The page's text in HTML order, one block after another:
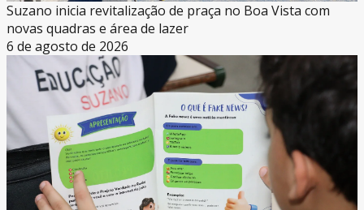
Suzano inicia revitalização de praça no Boa Vista com
novas quadras e área de lazer
6 de agosto de 2026